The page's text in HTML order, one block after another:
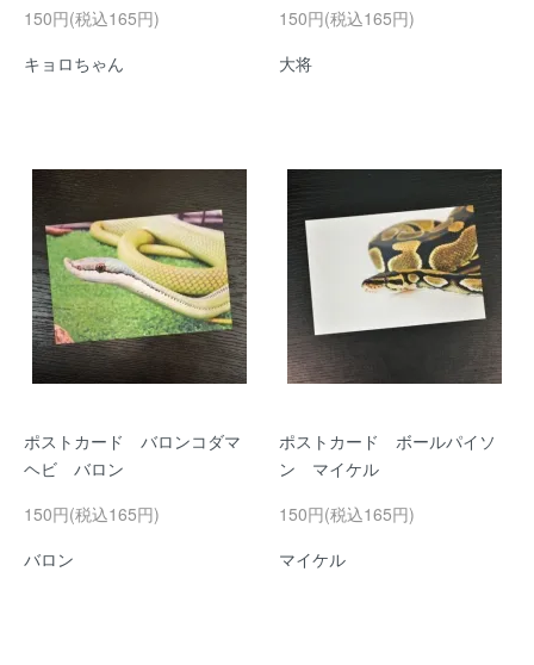
150円(税込165円)
キョロちゃん
150円(税込165円)
大将
ポストカード バロンコダマ
ヘビ バロン
150円(税込165円)
バロン
ポストカード ボールパイソ
ン マイケル
150円(税込165円)
マイケル